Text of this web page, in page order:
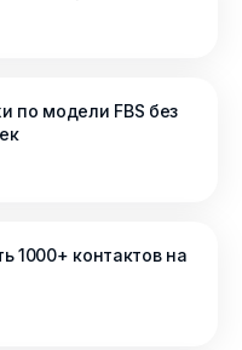
по модели FBS без
1000+ контактов на